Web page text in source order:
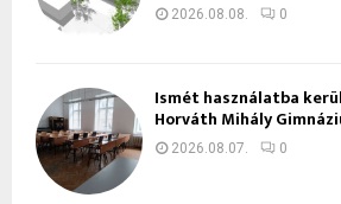
2026.08.08. 0
Ismét használatba
Horváth Mihály
2026.08.07. 0